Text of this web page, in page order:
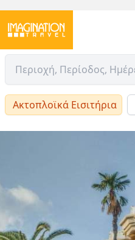
Ακτοπλοϊκά Εισιτήρια